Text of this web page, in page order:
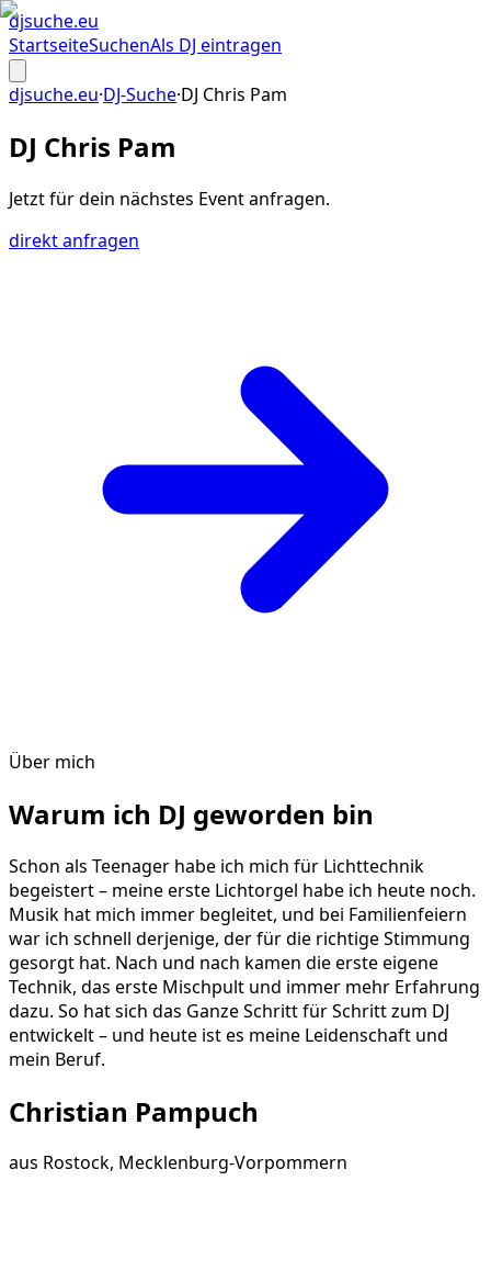
djsuche.eu
StartseiteSuchenAls DJ eintragen
djsuche.eu·DJ-Suche·DJ Chris Pam
DJ Chris Pam
Jetzt für dein nächstes Eventanfragen.
direkt anfragen
Über mich
Warum ich DJ geworden bin
Schon als Teenager habe ich mich für Lichttechnik
begeistert – meine erste Lichtorgel habe ich heute noch.
Musik hat mich immer begleitet, und bei Familienfeiern
war ich schnell derjenige, der für die richtige Stimmung
gesorgt hat. Nach und nach kamen die erste eigene
Technik, das erste Mischpult und immer mehr Erfahrung
dazu. So hat sich das Ganze Schritt für Schritt zum DJ
entwickelt – und heute ist es meine Leidenschaft und
mein Beruf.
Christian Pampuch
aus Rostock, Mecklenburg-Vorpommern